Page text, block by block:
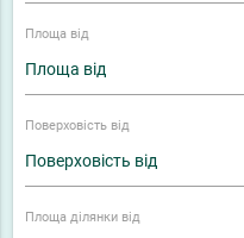
Площа від
Поверховість від
Площа ділянки від